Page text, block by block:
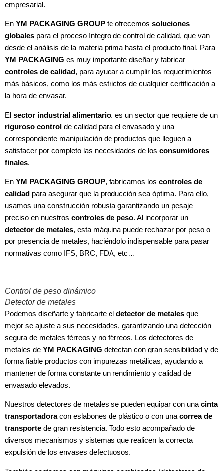
empresarial.
En YM PACKAGING GROUP te ofrecemos soluciones
globales para el proceso íntegro de control de calidad, que van
desde el análisis de la materia prima hasta el producto final. Para
YM PACKAGING es muy importante diseñar y fabricar
controles de calidad, para ayudar a cumplir los requerimientos
más básicos, como los más estrictos de cualquier certificación a
la hora de envasar.
El sector industrial alimentario, es un sector que requiere de un
riguroso control de calidad para el envasado y una
correspondiente manipulación de productos que lleguen a
satisfacer por completo las necesidades de los consumidores
finales.
En YM PACKAGING GROUP, fabricamos los controles de
calidad para asegurar que la producción sea óptima. Para ello,
usamos una construcción robusta garantizando un pesaje
preciso en nuestros controles de peso. Al incorporar un
detector de metales, esta máquina puede rechazar por peso o
por presencia de metales, haciéndolo indispensable para pasar
normativas como IFS, BRC, FDA, etc…
Control de peso dinámico
Detector de metales
Podemos diseñarte y fabricarte el detector de metales que
mejor se ajuste a sus necesidades, garantizando una detección
segura de metales férreos y no férreos. Los detectores de
metales de YM PACKAGING detectan con gran sensibilidad y de
forma fiable productos con impurezas metálicas, ayudando a
mantener de forma constante un rendimiento y calidad de
envasado elevados.
Nuestros detectores de metales se pueden equipar con una cinta
transportadoracon eslabones de plástico o con una correa de
transporte de gran resistencia. Todo esto acompañado de
diversos mecanismos y sistemas que realicen la correcta
expulsión de los envases defectuosos.